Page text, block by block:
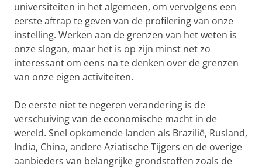
universiteiten in het algemeen, om vervolgens een
eerste aftrap te geven van de profilering van onze
instelling. Werken aan de grenzen van het weten is
onze slogan, maar het is op zijn minst net zo
interessant om eens na te denken over de grenzen
van onze eigen activiteiten.
De eerste niet te negeren verandering is de
verschuiving van de economische macht in de
wereld. Snel opkomende landen als Brazilië, Rusland,
India, China, andere Aziatische Tijgers en de overige
aanbieders van belangrijke grondstoffen zoals de